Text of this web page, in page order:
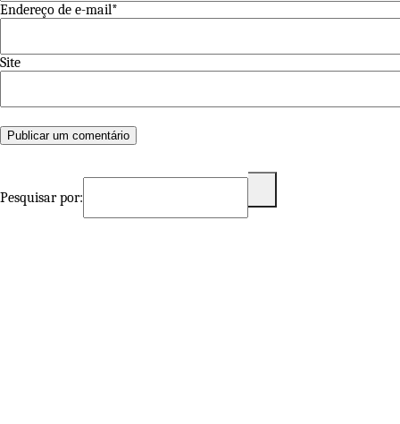
Endereço de e-mail*
Site
Pesquisar por: